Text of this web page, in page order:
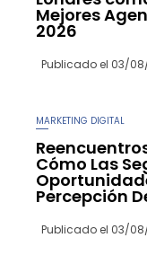
Mejores
2026
Publicado el 03/
MARKETING DIGITAL
Cómo Las
Percepción
Publicado el 03/